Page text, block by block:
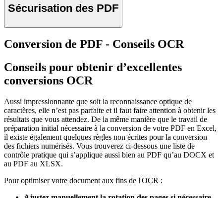
Sécurisation des PDF
Conversion de PDF - Conseils OCR
Conseils pour obtenir d’excellentes
conversions OCR
Aussi impressionnante que soit la reconnaissance optique de
caractères, elle n’est pas parfaite et il faut faire attention à obtenir les
résultats que vous attendez. De la même manière que le travail de
préparation initial nécessaire à la conversion de votre PDF en Excel,
il existe également quelques règles non écrites pour la conversion
des fichiers numérisés. Vous trouverez ci-dessous une liste de
contrôle pratique qui s’applique aussi bien au PDF qu’au DOCX et
au PDF au XLSX.
Pour optimiser votre document aux fins de l'OCR :